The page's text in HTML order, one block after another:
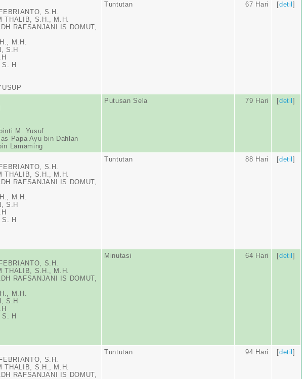
S.H.
THALIB, S.H., M.H.
RAFSANJANI IS DOMUT,
M.H.
S.H
H
Tuntutan 67 Hari [detil]
M. Yusuf
Papa Ayu bin Dahlan
Lamaming
Putusan Sela 79 Hari [detil]
S.H.
THALIB, S.H., M.H.
RAFSANJANI IS DOMUT,
M.H.
S.H
H
Tuntutan 88 Hari [detil]
S.H.
THALIB, S.H., M.H.
RAFSANJANI IS DOMUT,
M.H.
S.H
H
Minutasi 64 Hari [detil]
S.H.
THALIB, S.H., M.H.
RAFSANJANI IS DOMUT,
Tuntutan 94 Hari [detil]